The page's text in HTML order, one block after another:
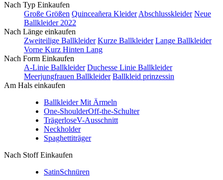
Nach Typ Einkaufen
Große Größen Quinceañera KleiderAbschlusskleider Neue
Ballkleider 2022
Nach Länge einkaufen
Zweiteilige Ballkleider Kurze Ballkleider Lange Ballkleider
Vorne Kurz Hinten Lang
Nach Form Einkaufen
A-Linie Ballkleider Duchesse Linie Ballkleider
Meerjungfrauen Ballkleider Ballkleid prinzessin
Am Hals einkaufen
Ballkleider Mit Ärmeln
One-ShoulderOff-the-Schulter
TrägerloseV-Ausschnitt
Neckholder
Spaghettiträger
Nach Stoff Einkaufen
SatinSchnüren